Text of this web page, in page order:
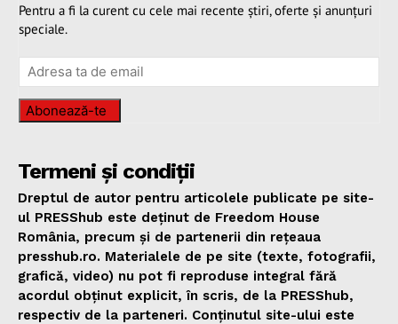
Pentru a fi la curent cu cele mai recente știri, oferte și anunțuri
speciale.
Abonează-te
Termeni și condiții
Dreptul de autor pentru articolele publicate pe site-
ul PRESShub este deținut de Freedom House
România, precum și de partenerii din rețeaua
presshub.ro. Materialele de pe site (texte, fotografii,
grafică, video) nu pot fi reproduse integral fără
acordul obținut explicit, în scris, de la PRESShub,
respectiv de la parteneri. Conținutul site-ului este